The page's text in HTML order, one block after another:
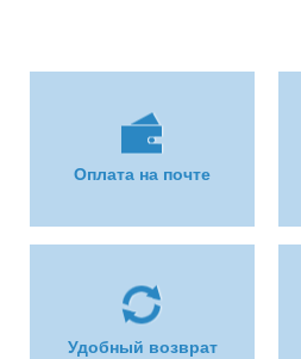
Оплата на почте
Удобный возврат